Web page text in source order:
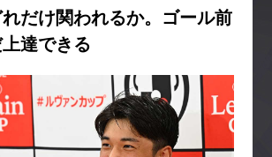
だけ関われるか。ゴール前
達できる